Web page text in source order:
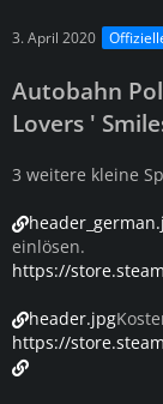
3. April 2020
Autobahn
Lovers '
3 weitere kleine
einlösen.
https://
header.jpg
https://